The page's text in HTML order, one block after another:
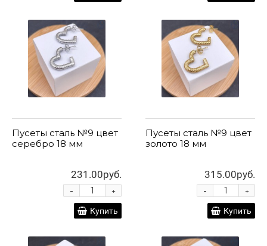
Пусеты сталь №9 цвет
серебро 18 мм
231.00руб.
+
-
Купить
Пусеты сталь №9 цвет
золото 18 мм
315.00руб.
+
-
Купить